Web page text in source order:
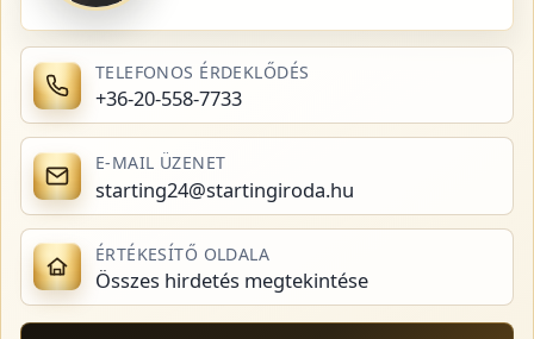
TELEFONOS ÉRDEKLŐDÉS
+36-20-558-7733
E-MAIL ÜZENET
starting24@startingiroda.hu
ÉRTÉKESÍTŐ OLDALA
Összes hirdetés megtekintése